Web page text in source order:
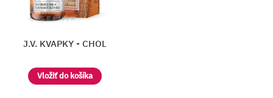
J.V. KVAPKY - CHOL
Vložiť do košíka